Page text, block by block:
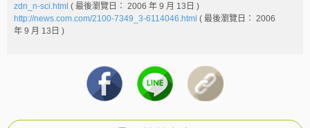
zdn_n-sci.html ( 最後瀏覽日： 2006 年 9 月 13 日 )
http://news.com.com/2100-7349_3-6114046.html ( 最後瀏覽日： 2006
年 9 月 13 日 )